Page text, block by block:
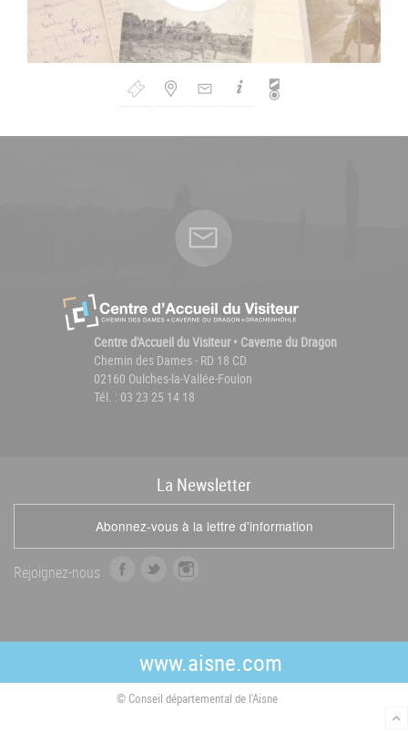
de
Centre d'Accueil du Visiteur • Caverne du Dragon
Chemin des Dames - RD 18 CD
02160 Oulches-la-Vallée-Foulon
Tél. : 03 23 25 14 18
La Newsletter
Abonnez-vous à la lettre d'information
Rejoignez-nous
b
o
t
e
r
a
g
r
a
www.aisne.com
© Conseil départemental de l'Aisne